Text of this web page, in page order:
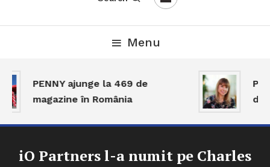
Menu
PENNY ajunge la 469 de
magazine în România
iO Partners l-a numit pe Charles